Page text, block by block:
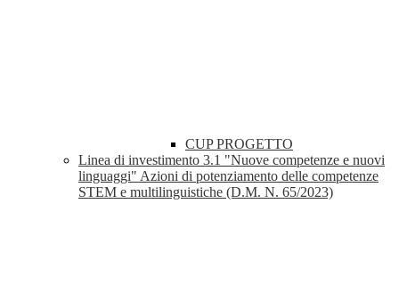
CUP PROGETTO
Linea di investimento 3.1 "Nuove competenze e nuovi
linguaggi" Azioni di potenziamento delle competenze
STEM e multilinguistiche (D.M. N. 65/2023)